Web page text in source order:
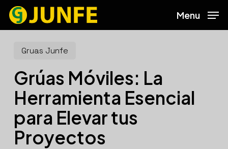
Skip
content
Menu
Gruas Junfe
Grúas Móviles: La
Herramienta Esencial
para Elevar tus
Proyectos